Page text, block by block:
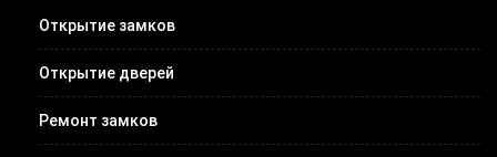
Открытие замков
Открытие дверей
Ремонт замков